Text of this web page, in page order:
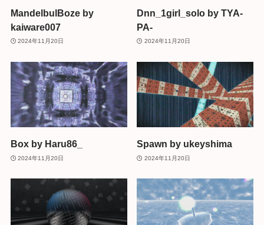
MandelbulBoze by
kaiware007
2024年11月20日
Dnn_1girl_solo by TYA-
PA-
2024年11月20日
Box by Haru86_
2024年11月20日
Spawn by ukeyshima
2024年11月20日